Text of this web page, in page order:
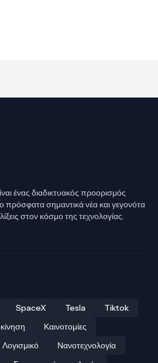
ένας διαδικτυακός προορισμός
πρόσφατα σημαντικά νέα και γεγονότα
στον κόσμο της τεχνολογίας.
SpaceX Tesla
Tiktok
Καινοτομίες
Λογισμικό
Νανοτεχνολογία